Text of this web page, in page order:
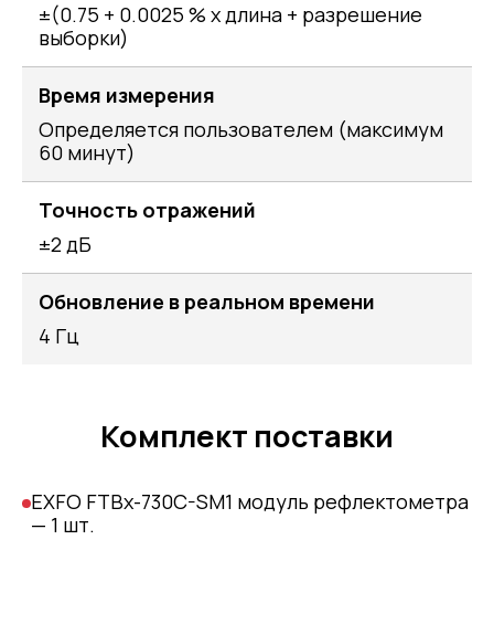
±(0.75 + 0.0025 % x длина + разрешение
выборки)
Время измерения
Определяется пользователем (максимум
60 минут)
Точность отражений
±2 дБ
Обновление в реальном времени
4 Гц
Комплект поставки
EXFO FTBx-730C-SM1 модуль рефлектометра
— 1 шт.